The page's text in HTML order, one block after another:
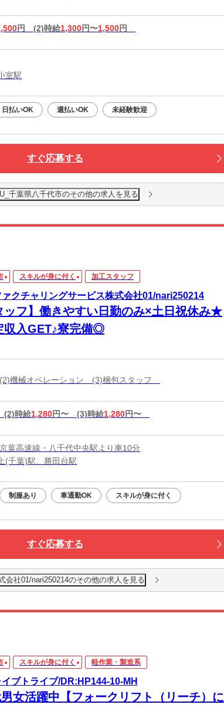
円 (2)時給1,300円〜1,500円
室駅
日払いOK 週払いOK 未経験歓迎
すぐ応募する
千葉県八千代市のその他の求人を見る
スキルが身に付く 加工スタッフ
ァクチャリングサービス株式会社01/nari250214
ッフ】働きやすい日勤のみ×土日祝休み★
収入GET♪寮完備◎
機械オペレーション (3)梱包スタッフ
(2)時給1,280円〜 (3)時給1,280円〜
葉高速線・八千代中央駅より車10分
(千葉)駅、勝田台駅
制服あり 車通勤OK スキルが身に付く
すぐ応募する
会社01/nari250214のその他の求人を見る
スキルが身に付く 軽作業・製造系
ブトライブ/DR:HP144-10-MH
女活躍中【フォークリフト（リーチ）に